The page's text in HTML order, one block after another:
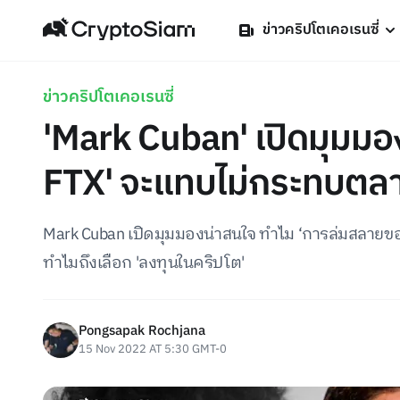
ข่าวคริปโตเคอเรนซี่
ข่าวคริปโตเคอเรนซี่
'Mark Cuban' เปิดมุมม
FTX' จะแทบไม่กระทบต
Mark Cuban เปิดมุมมองน่าสนใจ ทำไม ‘การล่มสลา
ทำไมถึงเลือก 'ลงทุนในคริปโต'
Pongsapak Rochjana
15 Nov 2022 AT 5:30 GMT-0